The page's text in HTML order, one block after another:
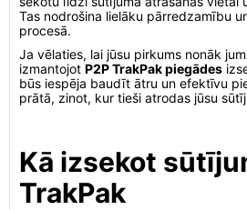
Tas nodrošina lielāku pārredzamību
procesā.
Ja vēlaties, lai jūsu pirkums nonāk
izmantojot P2P TrakPak piegādes
būs iespēja baudīt ātru un efektīvu
prātā, zinot, kur tieši atrodas jūsu
Kā izsekot
TrakPak